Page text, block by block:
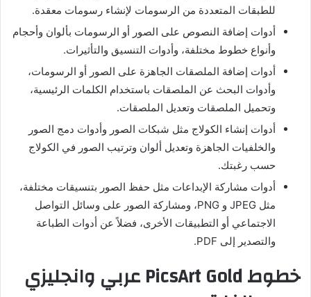
للطبقات المتعددة من الرسومات لإنشاء رسومات معقدة.
أدوات إضافة النصوص على الصور أو الرسومات بألوان وأحجام
وأنواع خطوط مختلفة، وأدوات التنسيق والتأثيرات.
أدوات إضافة الملصقات الجاهزة على الصور أو الرسومات،
وأدوات البحث عن الملصقات باستخدام الكلمات الرئيسية،
وتحميل الملصقات وتعديل الملصقات.
أدوات إنشاء الكولاج مثل شبكات الصور وأدوات دمج الصور
والخلفيات الجاهزة وتعديل ألوان وترتيب الصور في الكولاج
حسب رغبتك.
أدوات مشاركة الإبداعات مثل حفظ الصور بتنسيقات مختلفة،
مثل JPEG و PNG، ومشاركة الصور على وسائل التواصل
الاجتماعي أو التطبيقات الأخرى، فضلاً عن أدوات الطباعة
والتصدير إلى PDF.
خطوط PicsArt Gold عربي وانجليزي